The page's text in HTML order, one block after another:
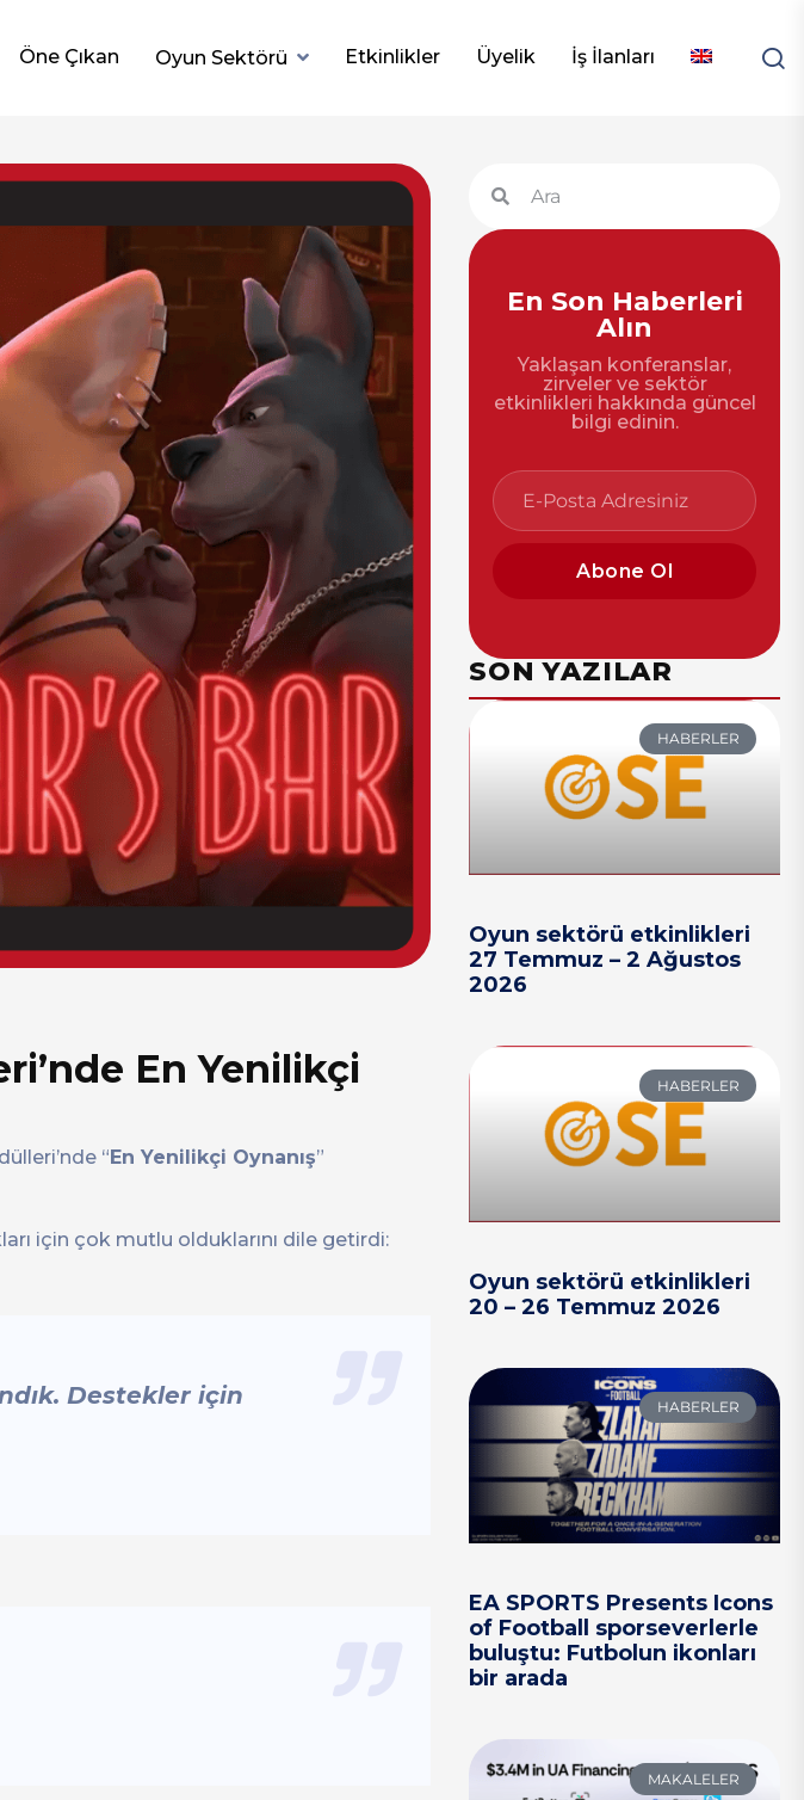
Öne Çıkan Oyun Sektörü Etkinlikler Üyelik İş İlanları
En Yenilikçi
“En Yenilikçi Oynanış”
için çok mutlu olduklarını dile getirdi:
Destekler için
En Son Haberleri
Alın
Yaklaşan konferanslar,
zirveler ve sektör
etkinlikleri hakkında güncel
bilgi edinin.
Abone Ol
SON YAZILAR
HABERLER
Oyun sektörü etkinlikleri
27 Temmuz – 2 Ağustos
2026
HABERLER
Oyun sektörü etkinlikleri
20 – 26 Temmuz 2026
HABERLER
EA SPORTS Presents Icons
of Football sporseverlerle
buluştu: Futbolun ikonları
bir arada
MAKALELER